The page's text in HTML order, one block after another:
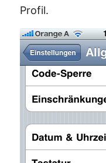
Profil.